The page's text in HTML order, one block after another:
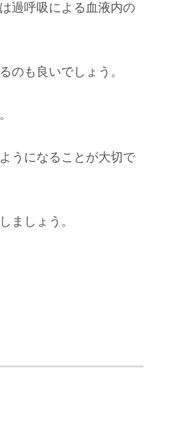
過呼吸による血液内の
のも良いでしょう。
うになることが大切で
ましょう。